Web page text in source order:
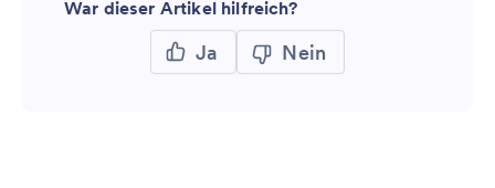
War dieser Artikel hilfreich?
Ja Nein